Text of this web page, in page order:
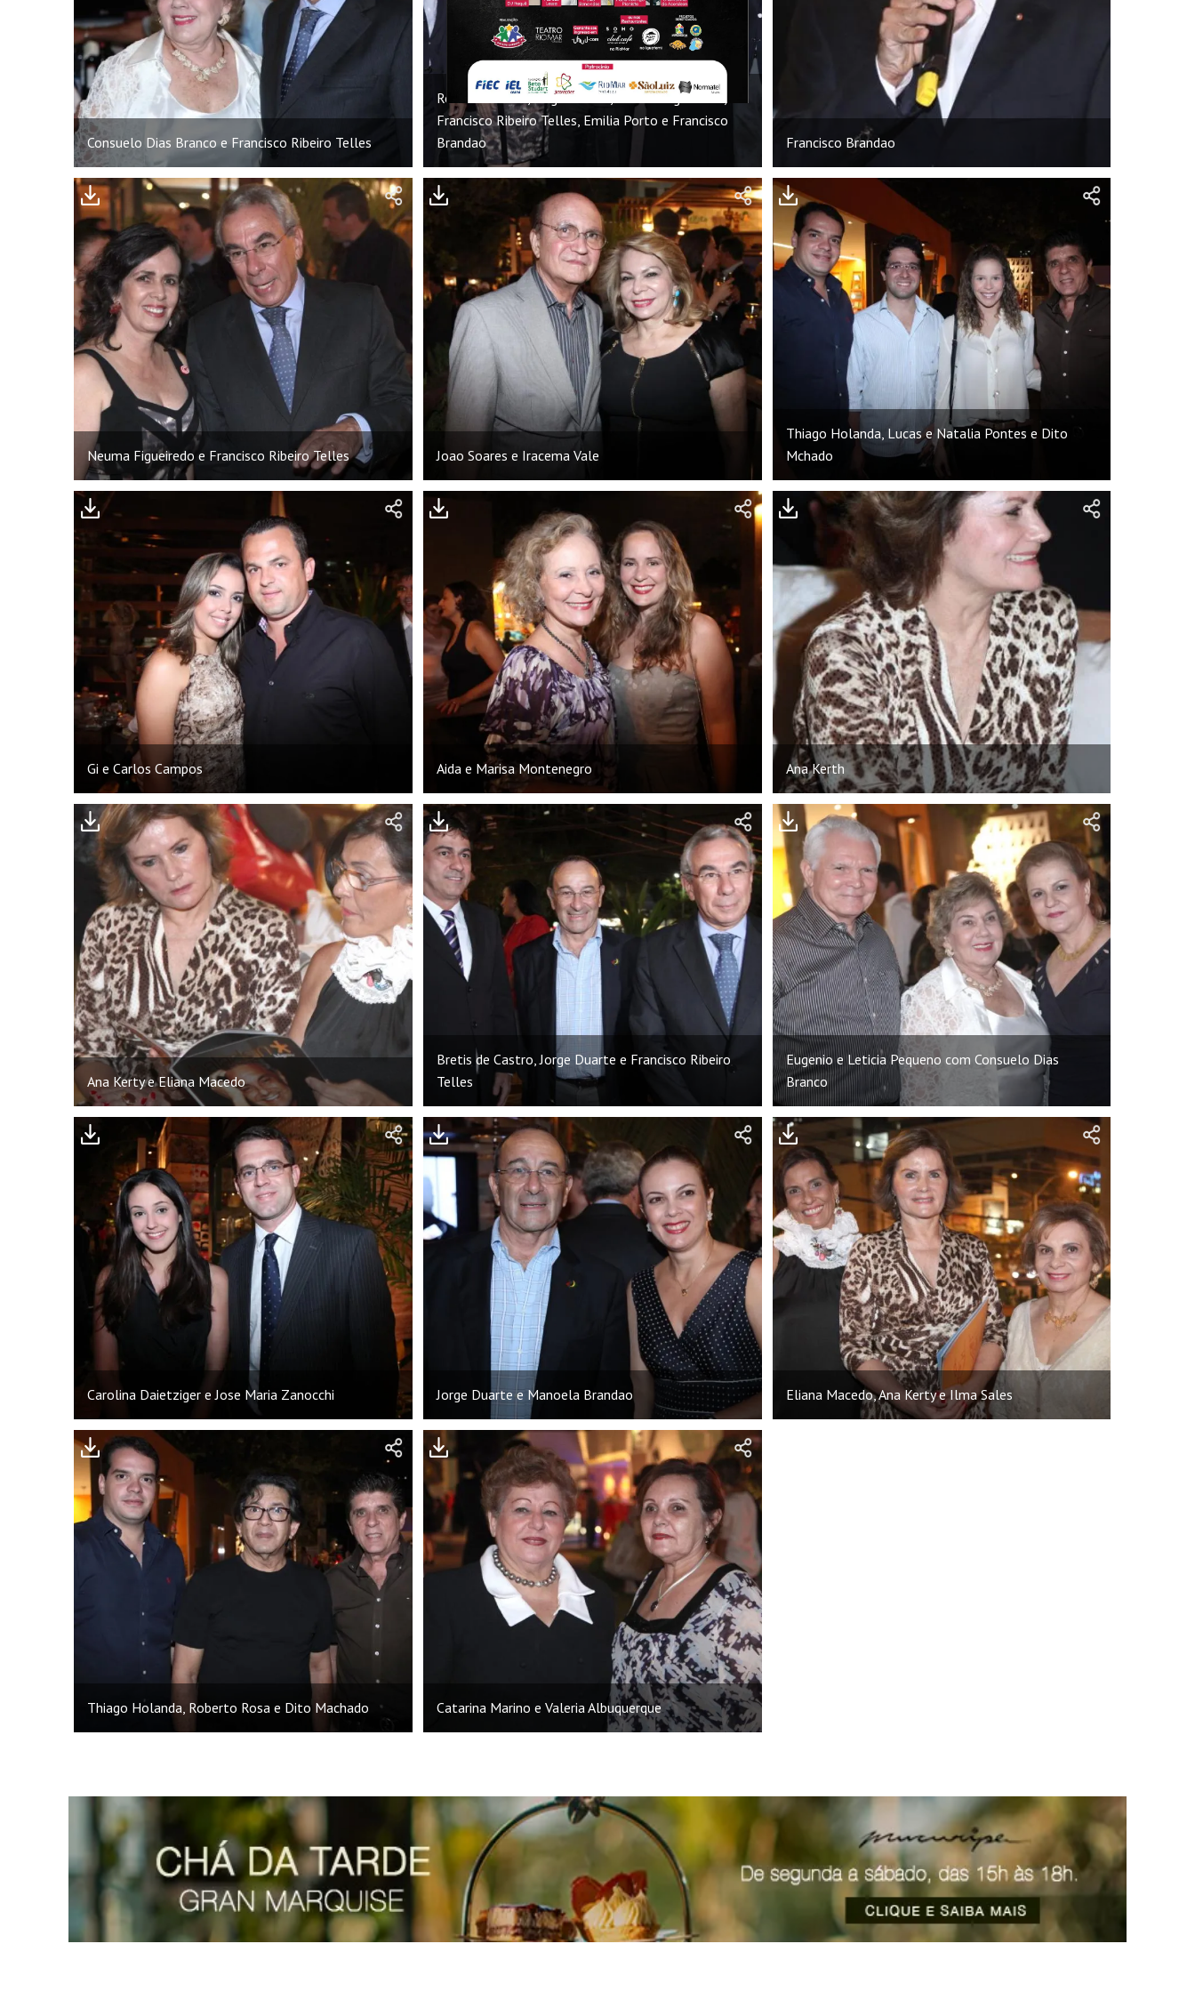
Consuelo Dias Branco e Francisco Ribeiro Telles
Romulo Soares, Jorge Duarte, Neuma Figueiredo,
Francisco Ribeiro Telles, Emilia Porto e Francisco
Brandao
Francisco Brandao
Neuma Figueiredo e Francisco Ribeiro Telles Joao Soares e Iracema Vale
Thiago Holanda, Lucas e Natalia Pontes e Dito
Mchado
Gi e Carlos Campos Aida e Marisa Montenegro Ana Kerth
Ana Kerty e Eliana Macedo
Bretis de Castro, Jorge Duarte e Francisco Ribeiro
Telles
Eugenio e Leticia Pequeno com Consuelo Dias
Branco
Carolina Daietziger e Jose Maria Zanocchi Jorge Duarte e Manoela Brandao Eliana Macedo, Ana Kerty e Ilma Sales
Thiago Holanda, Roberto Rosa e Dito Machado Catarina Marino e Valeria Albuquerque